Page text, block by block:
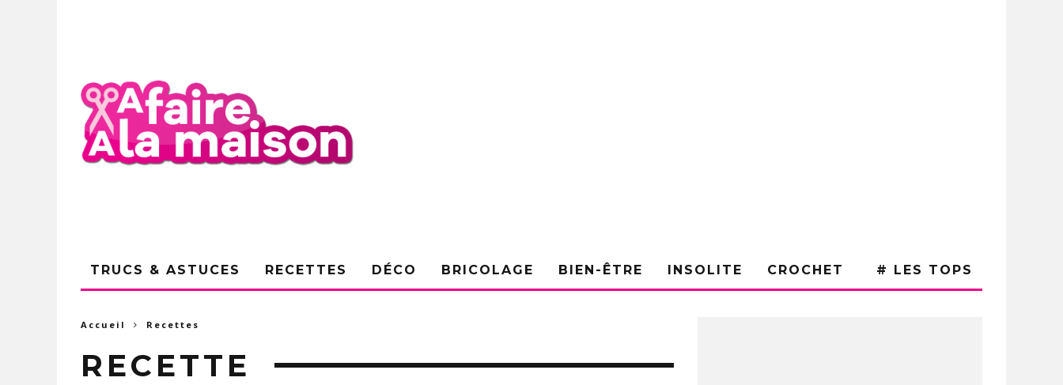
TRUCS & ASTUCES RECETTES DÉCO BRICOLAGE BIEN-ÊTRE INSOLITE CROCHET # LES TOPS
Accueil Recettes
RECETTE